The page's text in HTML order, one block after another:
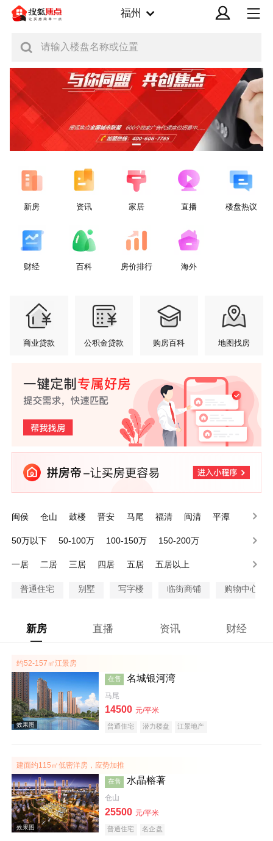
福州
请输入楼盘名称或位置
新房 资讯 家居 直播 楼盘热议
财经 百科 房价排行 海外
商业贷款 公积金贷款 购房百科 地图找房
闽侯 仓山 鼓楼 晋安 马尾 福清 闽清
平潭
50万以下
50-100万 100-150万
150-200万
一居
二居 三居 四居 五居 五居以上
普通住宅 别墅 写字楼 临街商铺 购物中心商
新房 直播 资讯 财经
约52-157㎡江景房
在售 名城银河湾
马尾
14500 元/平米
普通住宅 潜力楼盘 江景地产
建面约115㎡低密洋房，应势加推
在售 水晶榕著
仓山
25500 元/平米
普通住宅 名企盘